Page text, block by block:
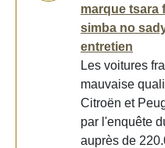
marque tsara
simba no
entretien
Les voitures
mauvaise
Citroën et
par l'enquête
auprès de